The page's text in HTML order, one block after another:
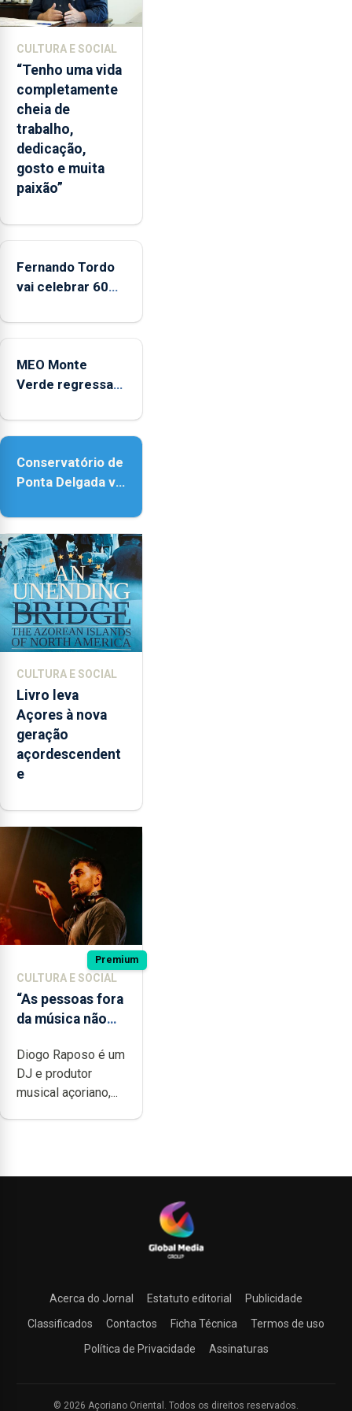
2026.
ilha
das
Flores
apresenta
um
“decréscimo
significativo”
da
entre
e
2025
CULTURA E SOCIAL
“Tenho uma vida
completamente
cheia de
trabalho,
dedicação,
gosto e muita
paixão”
Fernando Tordo
vai celebrar 60
no Coliseu
MEO Monte
Verde regressa
acessibilidade
Conservatório de
Ponta Delgada vai
novos
instrumentos
CULTURA E SOCIAL
Livro leva
Açores à nova
geração
açordescendent
e
Premium
CULTURA E SOCIAL
“As pessoas fora
da música não
quão difícil é
produzir uma
música”
Diogo Raposo é um
DJ e produtor
musical açoriano,...
Acerca do Jornal Estatuto editorial
Publicidade
Classificados
Contactos Ficha Técnica
Termos de uso
Política de Privacidade
Assinaturas
© 2026 Açoriano Oriental. Todos os direitos reservados.